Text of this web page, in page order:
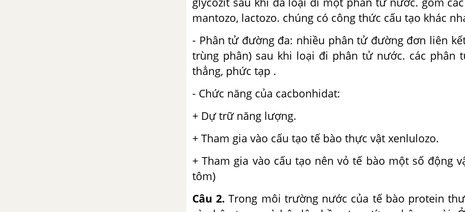
mantozo, lactozo. chúng có công thức cấu tạo khác
- Phân tử đường đa: nhiều phân tử đường đơn liên
trùng phân) sau khi loại đi phân tử nước. các phân
thẳng, phức tạp .
- Chức năng của cacbonhidat:
+ Dự trữ năng lượng.
+ Tham gia vào cấu tạo tế bào thực vật xenlulozo.
+ Tham gia vào cấu tạo nên vỏ tế bào một số động
tôm)
Câu 2. Trong môi trường nước của tế bào protein